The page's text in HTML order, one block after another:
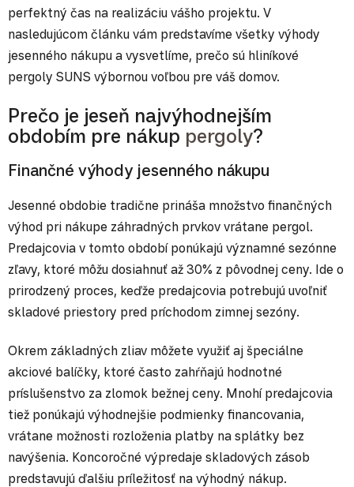
perfektný čas na realizáciu vášho projektu. V
nasledujúcom článku vám predstavíme všetky výhody
jesenného nákupu a vysvetlíme, prečo sú hliníkové
pergoly SUNS výbornou voľbou pre váš domov.
Prečo je jeseň najvýhodnejším
obdobím pre nákup pergoly?
Finančné výhody jesenného nákupu
Jesenné obdobie tradične prináša množstvo finančných
výhod pri nákupe záhradných prvkov vrátane pergol.
Predajcovia v tomto období ponúkajú významné sezónne
zľavy, ktoré môžu dosiahnuť až 30% z pôvodnej ceny. Ide o
prirodzený proces, keďže predajcovia potrebujú uvoľniť
skladové priestory pred príchodom zimnej sezóny.
Okrem základných zliav môžete využiť aj špeciálne
akciové balíčky, ktoré často zahŕňajú hodnotné
príslušenstvo za zlomok bežnej ceny. Mnohí predajcovia
tiež ponúkajú výhodnejšie podmienky financovania,
vrátane možnosti rozloženia platby na splátky bez
navýšenia. Koncoročné výpredaje skladových zásob
predstavujú ďalšiu príležitosť na výhodný nákup.